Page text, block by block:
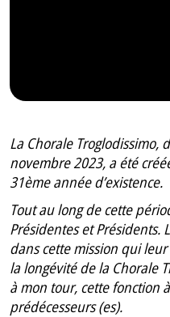
La Chorale Troglodissimo,
novembre 2023, a été
31ème année d’existence.
Tout au long de cette
Présidentes et Présidents.
dans cette mission qui
la longévité de la Chorale
à mon tour, cette fonction
prédécesseurs (es).